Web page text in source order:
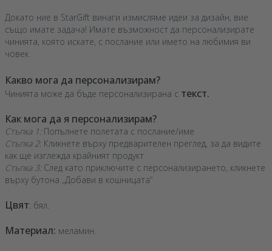
Докато ние в StarGift винаги измисляме идеи за дизайн, вие
също имате задача! Имате възможност да персонализирате
чинията, която искате, с послание или името на любимия ви
човек.
Какво мога да персонализирам?
Чинията може да бъде персонализирана с текст.
Как мога да я персонализирам?
Стъпка 1:Попълнете полетата с послание/име
Стъпка 2: Кликнете върху предварителен преглед, за да видите
как ще изглежда крайният продукт
Стъпка 3:След като приключите с персонализирането, кликнете
върху бутона „Добави в кошницата“
Цвят: бял.
Материал: меламин.